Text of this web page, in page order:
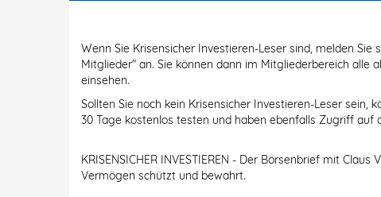
Wenn Sie Krisensicher Investieren-Leser sind, melden
Mitglieder" an. Sie können dann im Mitgliederbereich alle
einsehen.
Sollten Sie noch kein Krisensicher Investieren-Leser sein,
30 Tage kostenlos testen und haben ebenfalls Zugriff auf
KRISENSICHER INVESTIEREN - Der Börsenbrief mit
Vermögen schützt und bewahrt.